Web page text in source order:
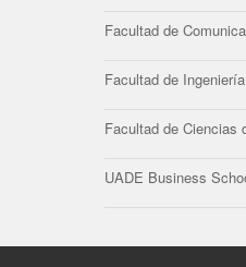
Facultad de
Facultad de
Facultad de Ciencias
UADE Business